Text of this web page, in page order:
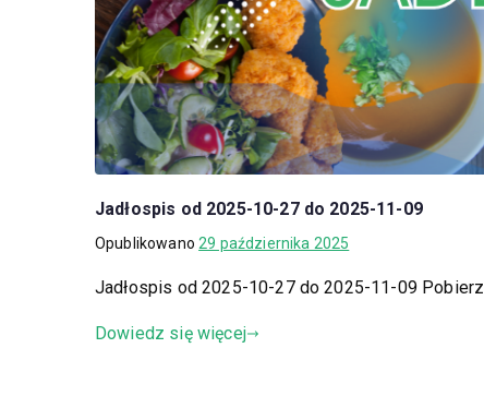
Jadłospis od 2025-10-27 do 2025-11-09
Opublikowano29 października 2025
Jadłospis od 2025-10-27 do 2025-11-09 Pobierz
Dowiedz się więcej